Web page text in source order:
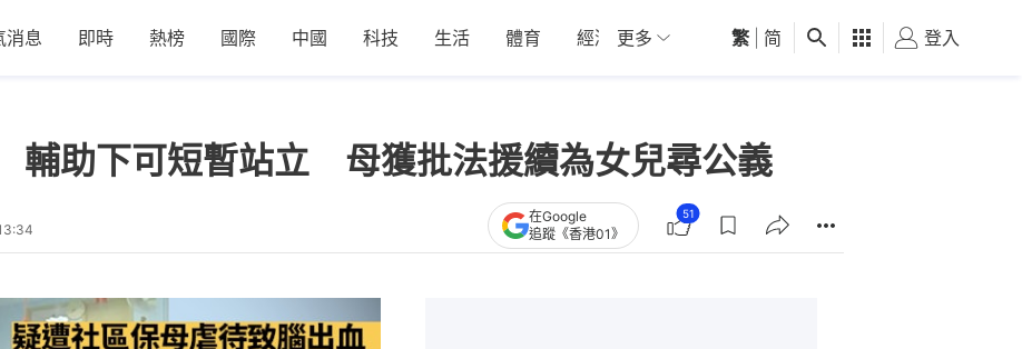
消息 即時 熱榜 國際 中國 科技 生活 體育 經濟 01深圳 觀點 健康 好食玩飛
更多 繁 简 登入
助下可短暫站立 母獲批法援續為女兒尋公義
在Google
追蹤《香港01》
51